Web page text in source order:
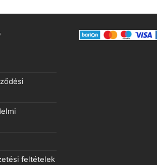
feltételek